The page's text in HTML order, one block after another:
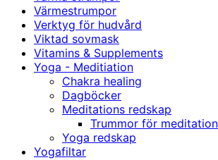
Värmestrumpor
Verktyg för hudvård
Viktad sovmask
Vitamins & Supplements
Yoga - Meditiation
Chakra healing
Dagböcker
Meditations redskap
Trummor för
Yoga redskap
Yogafiltar